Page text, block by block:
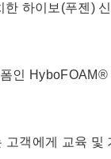
하이보(푸젠)
인
객에게 교육 및